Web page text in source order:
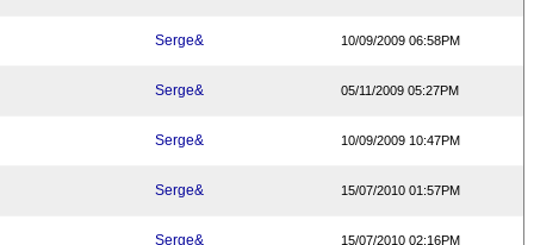
Serge& 10/09/2009 06:58PM
Serge& 05/11/2009 05:27PM
Serge& 10/09/2009 10:47PM
Serge& 15/07/2010 01:57PM
Serge& 15/07/2010 02:16PM